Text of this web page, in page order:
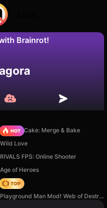
Brainrot!
Piece of Cake: Merge & Bake
Wild Love
RIVALS FPS: Online Shooter
Age of Heroes
Hedgies
Playground Man Mod! Web of Destruction!